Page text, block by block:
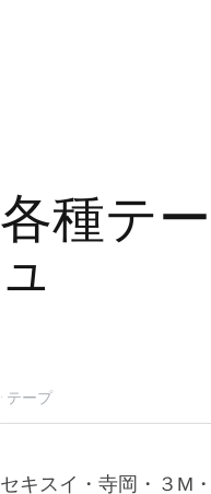
各種テ
ュ
2025年1月31日
セキスイ・寺岡・３M